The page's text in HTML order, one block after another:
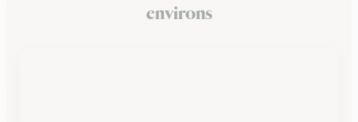
environs